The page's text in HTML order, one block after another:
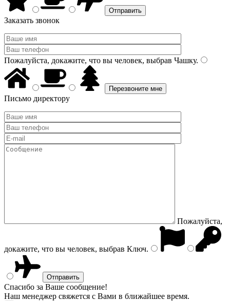
Заказать звонок
Пожалуйста, докажите, что вы человек, выбрав Чашку.
Письмо директору
Пожалуйста,
докажите, что вы человек, выбрав Ключ.
Спасибо за Ваше сообщение!
Наш менеджер свяжется с Вами в ближайшее время.